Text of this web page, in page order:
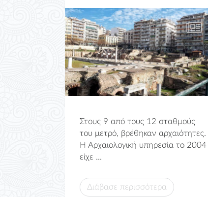
Στους 9 από τους 12 σταθμούς
του μετρό, βρέθηκαν αρχαιότητες.
Η Αρχαιολογική υπηρεσία το 2004
είχε ...
Διάβασε περισσότερα